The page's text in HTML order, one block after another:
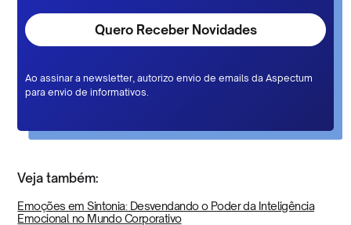
Ao assinar a newsletter, autorizo envio de emails da Aspectum
para envio de informativos.
Veja também:
Emoções em Sintonia: Desvendando o Poder da Inteligência
Emocional no Mundo Corporativo